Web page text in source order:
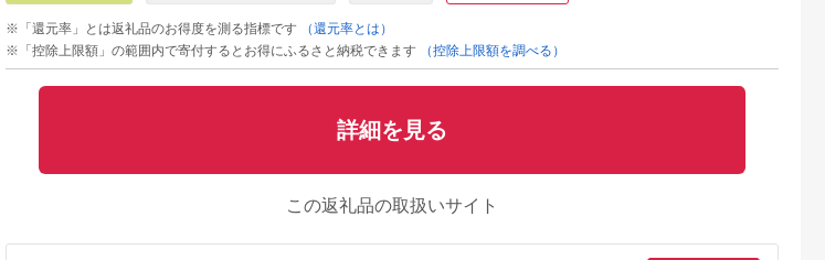
※「還元率」とは返礼品のお得度を測る指標です
（還元率とは）
※「控除上限額」の範囲内で寄付するとお得にふるさと納税できます
（控除上限額を調べる）
詳細を見る
この返礼品の取扱いサイト